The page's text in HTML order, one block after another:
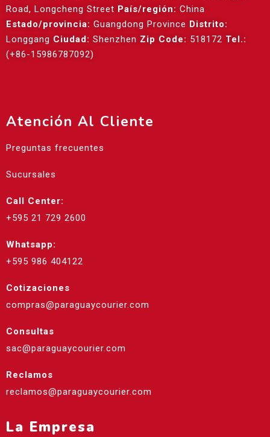
Road, Longcheng Street País/región: China
Estado/provincia: Guangdong Province Distrito:
Longgang Ciudad: Shenzhen Zip Code: 518172 Tel.:
(+86-15986787092)
Atención Al Cliente
Preguntas frecuentes
Sucursales
Call Center:
+595 21 729 2600
Whatsapp:
+595 986 404122
Cotizaciones
compras@paraguaycourier.com
Consultas
sac@paraguaycourier.com
Reclamos
reclamos@paraguaycourier.com
La Empresa